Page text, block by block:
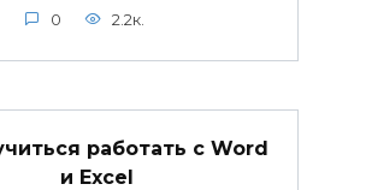
0 2.2к.
работать с Word
и Excel